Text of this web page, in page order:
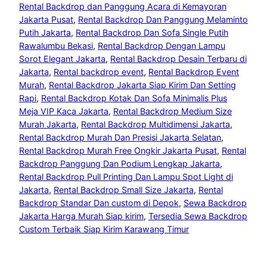
Rental Backdrop dan Panggung Acara di Kemayoran
Jakarta Pusat, Rental Backdrop Dan Panggung Melaminto
Putih Jakarta, Rental Backdrop Dan Sofa Single Putih
Rawalumbu Bekasi, Rental Backdrop Dengan Lampu
Sorot Elegant Jakarta, Rental Backdrop Desain Terbaru di
Jakarta, Rental backdrop event, Rental Backdrop Event
Murah, Rental Backdrop Jakarta Siap Kirim Dan Setting
Rapi, Rental Backdrop Kotak Dan Sofa Minimalis Plus
Meja VIP Kaca Jakarta, Rental Backdrop Medium Size
Murah Jakarta, Rental Backdrop Multidimensi Jakarta
Rental Backdrop Murah Dan Presisi Jakarta Selatan
Rental Backdrop Murah Free Ongkir Jakarta Pusat, Rental
Backdrop Panggung Dan Podium Lengkap Jakarta
Rental Backdrop Pull Printing Dan Lampu Spot Light di
Jakarta, Rental Backdrop Small Size Jakarta, Rental
Backdrop Standar Dan custom di Depok, Sewa Backdrop
Jakarta Harga Murah Siap kirim, Tersedia Sewa Backdrop
Custom Terbaik Siap Kirim Karawang Timur